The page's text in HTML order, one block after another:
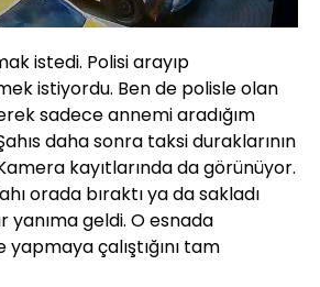
istedi. Polisi arayıp
istiyordu. Ben de polisle olan
sadece annemi aradığım
daha sonra taksi duraklarının
kayıtlarında da görünüyor.
orada bıraktı ya da sakladı
geldi. O esnada
yapmaya çalıştığını tam